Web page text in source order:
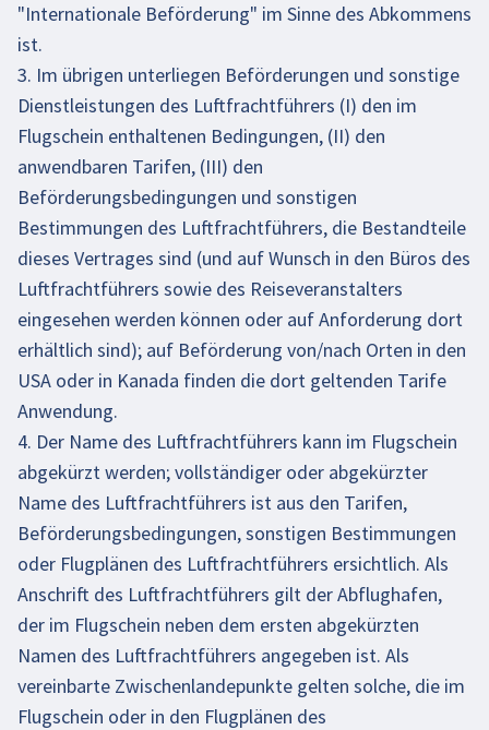
"Internationale Beförderung" im Sinne des Abkommens
ist.
3. Im übrigen unterliegen Beförderungen und sonstige
Dienstleistungen des Luftfrachtführers (I) den im
Flugschein enthaltenen Bedingungen, (II) den
anwendbaren Tarifen, (III) den
Beförderungsbedingungen und sonstigen
Bestimmungen des Luftfrachtführers, die Bestandteile
dieses Vertrages sind (und auf Wunsch in den Büros des
Luftfrachtführers sowie des Reiseveranstalters
eingesehen werden können oder auf Anforderung dort
erhältlich sind); auf Beförderung von/nach Orten in den
USA oder in Kanada finden die dort geltenden Tarife
Anwendung.
4. Der Name des Luftfrachtführers kann im Flugschein
abgekürzt werden; vollständiger oder abgekürzter
Name des Luftfrachtführers ist aus den Tarifen,
Beförderungsbedingungen, sonstigen Bestimmungen
oder Flugplänen des Luftfrachtführers ersichtlich. Als
Anschrift des Luftfrachtführers gilt der Abflughafen,
der im Flugschein neben dem ersten abgekürzten
Namen des Luftfrachtführers angegeben ist. Als
vereinbarte Zwischenlandepunkte gelten solche, die im
Flugschein oder in den Flugplänen des